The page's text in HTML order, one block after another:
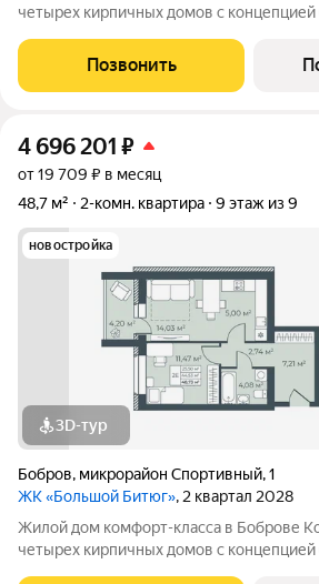
четырех кирпичных домов с концепцией
пожилых людей и родителей с
использование квадратных
Позвонить
4 696 201 ₽
от 19 709 ₽ в месяц
48,7 м²
2-комн. квартира 9 этаж из 9
новостройка
3D-тур
Бобров, микрорайон Спортивный,1
ЖК «Большой Битюг», 2 квартал 2028
Жилой дом комфорт-класса в Боброве
четырех кирпичных домов с концепцией